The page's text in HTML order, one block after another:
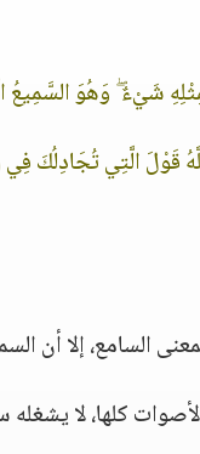
شَيْءٌ ۖ وَهُوَ السَّمِيعُ
قَوْلَ الَّتِي تُجَادِلُكَ
السامع، إلا أن
كلها، لا